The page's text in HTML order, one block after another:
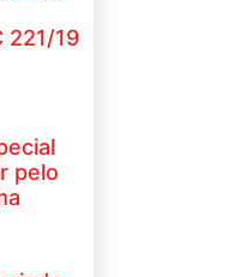
221/19
pelo